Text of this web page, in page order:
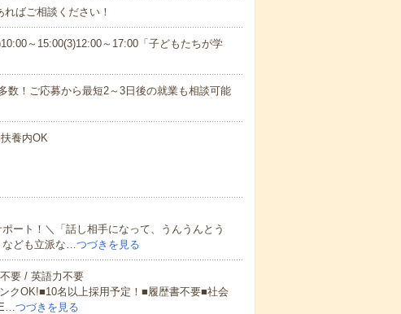
ばご相談ください！
～15:00(3)12:00～17:00「子どもたちが学
数！ご応募から最短2～3日後の就業も相談可能
養内OK
ート！＼「話し相手になって、うんうんとう
なども立派な…つづきを見る
要 / 英語力不要
クOK!■10名以上採用予定！■履歴書不要■社会
つづきを見る